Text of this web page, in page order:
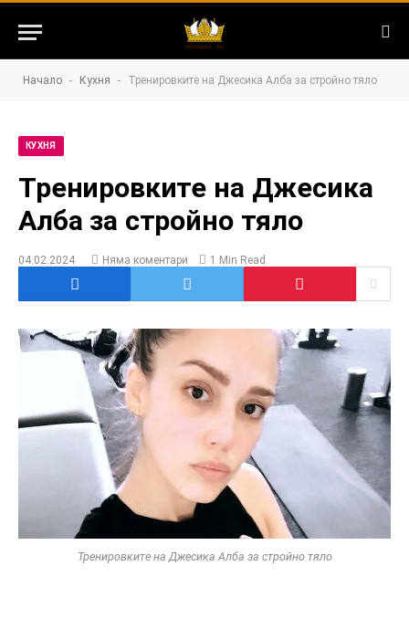
Начало - Кухня - Тренировките на Джесика Алба за стройно тяло
КУХНЯ
Тренировките на Джесика
Алба за стройно тяло
04.02.2024 Няма коментари 1 Min Read
Тренировките на Джесика Алба за стройно тяло